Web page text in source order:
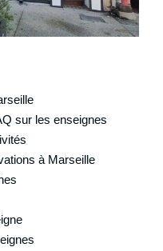
sur les enseignes
à Marseille